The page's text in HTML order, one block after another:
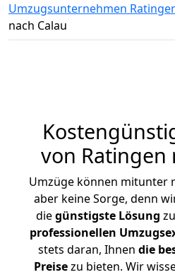
Umzugsunternehmen
nach Calau
von Ratingen
Umzüge können mitunter
aber keine Sorge, denn
diegünstigste Lösung
professionellen
stets daran, Ihnen die
Preisezu bieten. Wir